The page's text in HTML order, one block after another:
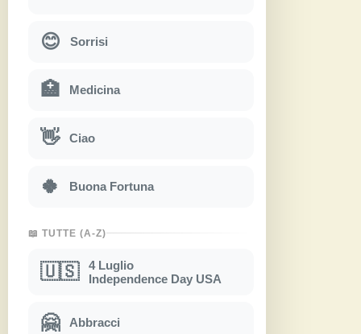
😊 Sorrisi
🏥 Medicina
👋 Ciao
🍀 Buona Fortuna
📖 TUTTE (A-Z)
🇺🇸
4 Luglio
Independence Day USA
🤗 Abbracci